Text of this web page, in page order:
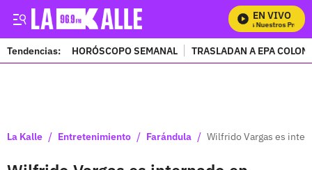
EN VIVO
Mira Todos Nuestros
Tendencias: HORÓSCOPO SEMANAL TRASLADAN A EPA
La Kalle / Entretenimiento / Farándula / Wilfrido Vargas es